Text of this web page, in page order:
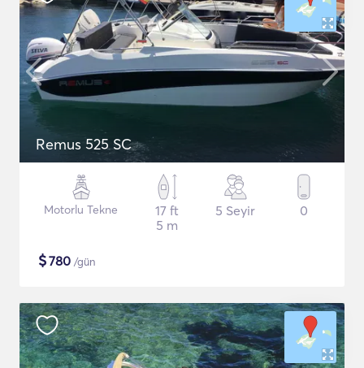
Remus 525 SC
Motorlu Tekne
17 ft
5 m
5 Seyir 0
$780 /gün